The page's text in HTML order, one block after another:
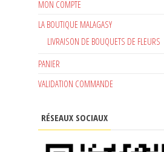
MON COMPTE
LA BOUTIQUE MALAGASY
LIVRAISON DE BOUQUETS DE FLEURS
PANIER
VALIDATION COMMANDE
RÉSEAUX SOCIAUX